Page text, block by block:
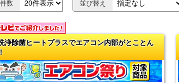
数 並び替え
浄除菌ヒートプラスでエアコン内部がとことん